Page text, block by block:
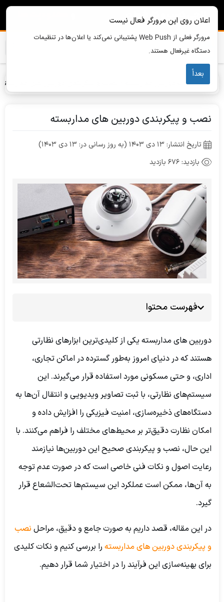
خانه نصب دوربین مداربسته نصب و پیکربندی دوربین های مداربسته
نصب و پیکربندی دوربین های مداربسته
تاریخ انتشار: 13 دی 1403 (به روز رسانی در: 13 دی 1403)
بازدید:676 بازدید
فهرست محتوا
دوربین های مداربسته یکی از کلیدی‌ترین ابزارهای نظارتی
هستند که در دنیای امروز به‌طور گسترده در اماکن تجاری،
اداری، و حتی مسکونی مورد استفاده قرار می‌گیرند. این
سیستم‌های نظارتی، با ثبت تصاویر ویدیویی و انتقال آن‌ها به
دستگاه‌های ذخیره‌سازی، امنیت فیزیکی را افزایش داده و
امکان نظارت دقیق‌تر بر محیط‌های مختلف را فراهم می‌کنند. با
این حال، نصب و پیکربندی صحیح این دوربین‌ها نیازمند
رعایت اصول و نکات فنی خاصی است که در صورت عدم توجه
به آن‌ها، ممکن است عملکرد این سیستم‌ها تحت‌الشعاع قرار
گیرد.
در این مقاله، قصد داریم به صورت جامع و دقیق، مراحل نصب
و پیکربندی دوربین های مداربسته را بررسی کنیم و نکات کلیدی
برای بهینه‌سازی این فرآیند را در اختیار شما قرار دهیم.
اعلان روی این مرورگر فعال نیست
مرورگر فعلی از Web Push پشتیبانی نمی‌کند یا اعلان‌ها در تنظیمات
دستگاه غیرفعال هستند.
بعداً